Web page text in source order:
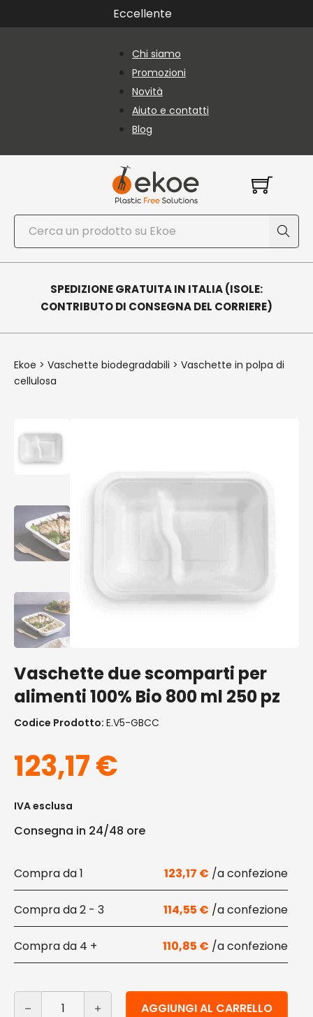
Vai al contenuto principale
Vai al piè di paginaEccellente
Chi siamo
Promozioni
Novità
Aiuto e contatti
Blog
Cerca
SPEDIZIONE GRATUITA IN ITALIA (ISOLE:
CONTRIBUTO DI CONSEGNA DEL CORRIERE)
Ekoe > Vaschette biodegradabili > Vaschette in polpa di
cellulosa
Vaschette due scomparti per
alimenti 100% Bio 800 ml 250 pz
Codice Prodotto: E.V5-GBCC
123,17€
IVA esclusa
Consegna in 24/48 ore
1 123,17 €
2 - 3 114,55 €
4 + 110,85 €
Vaschette due scomparti per alimenti 100% Bio 800
AGGIUNGI AL CARRELLO
Alternative: